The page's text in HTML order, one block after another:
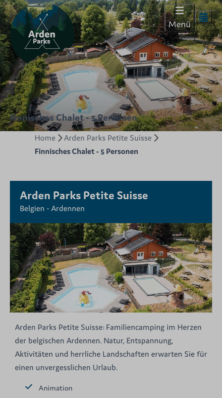
Menü
Finnisches Chalet - 5 Personen
Home
Arden Parks Petite Suisse
Finnisches Chalet - 5 Personen
Arden Parks Petite Suisse
Belgien - Ardennen
Arden Parks Petite Suisse: Familiencamping im Herzen
der belgischen Ardennen. Natur, Entspannung,
Aktivitäten und herrliche Landschaften erwarten Sie für
einen unvergesslichen Urlaub.
Animation